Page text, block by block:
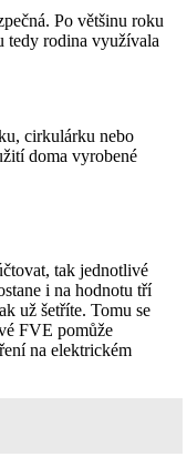
Po většinu roku
tedy rodina využívala
cirkulárku nebo
doma vyrobené
tak jednotlivé
i na hodnotu tří
už šetříte. Tomu se
FVE pomůže
na elektrickém